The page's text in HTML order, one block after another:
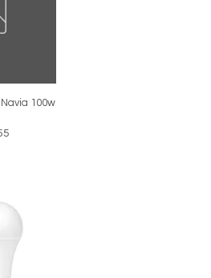
100w
ยลด